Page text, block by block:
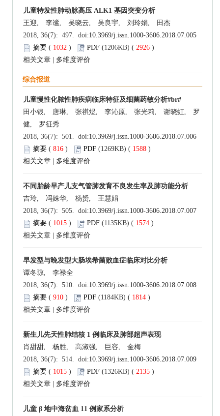
儿童特发性肺动脉高压 ALK1 基因突变分析
王迎, 李谧, 吴晓云, 吴良宇, 刘玲娟, 田杰
2018, 36(7): 497. doi:10.3969/j.issn.1000-3606.2018.07.005
摘要 ( 1032 ) PDF (1206KB) ( 2926 )
相关文章
多维度评价
综合报道
儿童慢性化脓性肺疾病临床特征及细菌药敏分析#br#
田小银, 唐琳, 张祺煜, 李沁原, 张光莉, 谢晓虹, 罗
健, 罗征秀
2018, 36(7): 501. doi:10.3969/j.issn.1000-3606.2018.07.006
摘要 ( 816 ) PDF (1269KB) ( 1588 )
相关文章
多维度评价
不同胎龄早产儿支气管肺发育不良发生率及肺功能分析
吉玲, 冯姝华, 杨赟, 王慧娟
2018, 36(7): 505. doi:10.3969/j.issn.1000-3606.2018.07.007
摘要 ( 1015 ) PDF (1135KB) ( 1574 )
相关文章
多维度评价
早发型与晚发型大肠埃希菌败血症临床对比分析
谭冬琼, 李禄全
2018, 36(7): 510. doi:10.3969/j.issn.1000-3606.2018.07.008
摘要 ( 910 ) PDF (1184KB) ( 1814 )
相关文章
多维度评价
新生儿先天性肺结核 1 例临床及肺部超声表现
肖甜甜, 杨胜, 高淑强, 巨容, 金梅
2018, 36(7): 514. doi:10.3969/j.issn.1000-3606.2018.07.009
摘要 ( 1015 ) PDF (1326KB) ( 2135 )
相关文章
多维度评价
儿童 β 地中海贫血 11 例家系分析